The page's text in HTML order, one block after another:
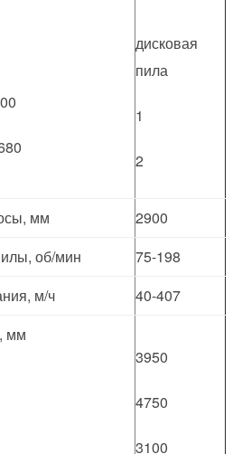
дисковая
пила
1
2
мм
2900
об/мин
75-198
м/ч
40-407
мм
3950
4750
3100